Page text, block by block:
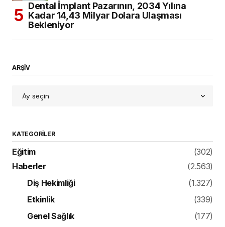
Dental İmplant Pazarının, 2034 Yılına
Kadar 14,43 Milyar Dolara Ulaşması
Bekleniyor
ARŞİV
KATEGORILER
Eğitim
(302)
Haberler
(2.563)
Diş Hekimliği
(1.327)
Etkinlik
(339)
Genel Sağlık
(177)